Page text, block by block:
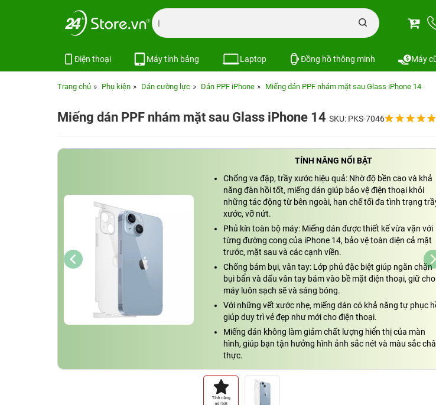
Điện thoại Máy tính bảng Laptop Đồng hồ thông minh Máy
Trang chủ Phụ kiện Dán cường lực Dán PPF iPhone Miếng dán PPF nhám mặt sau Glass iPhone 14
Miếng dán PPF nhám mặt sau Glass iPhone 14 SKU: PKS-7046
TÍNH NĂNG NỔI BẬT
Chống va đập, trầy xước hiệu quả: Nhờ độ bền cao và khả
năng đàn hồi tốt, miếng dán giúp bảo vệ điện thoại khỏi
những tác động từ bên ngoài, hạn chế tối đa tình trạng
xước, vỡ nứt.
Phủ kín toàn bộ máy: Miếng dán được thiết kế vừa vặn với
từng đường cong của iPhone 14, bảo vệ toàn diện cả mặt
trước, mặt sau và các cạnh viền.
Chống bám bụi, vân tay: Lớp phủ đặc biệt giúp ngăn chặn
bụi bẩn và dấu vân tay bám vào bề mặt điện thoại, giữ cho
máy luôn sạch sẽ và sáng bóng.
Với những vết xước nhẹ, miếng dán có khả năng tự phục
giúp duy trì vẻ đẹp như mới cho điện thoại.
Miếng dán không làm giảm chất lượng hiển thị của màn
hình, giúp bạn tận hưởng hình ảnh sắc nét và màu sắc
thực.